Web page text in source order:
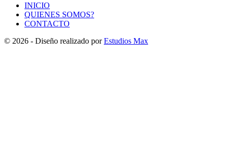
INICIO
QUIENES SOMOS?
CONTACTO
© 2026 - Diseño realizado porEstudios Max